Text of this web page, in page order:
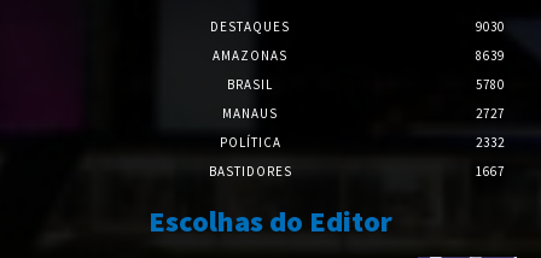
DESTAQUES
9030
AMAZONAS
8639
BRASIL
5780
MANAUS
2727
POLÍTICA
2332
BASTIDORES
1667
Escolhas do Editor